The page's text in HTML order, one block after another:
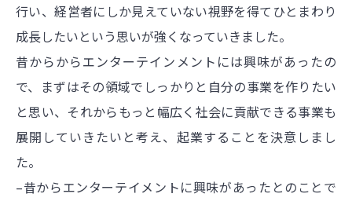
行い、経営者にしか見えていない視野を得てひとまわり
成長したいという思いが強くなっていきました。
昔からからエンターテインメントには興味があったの
で、まずはその領域でしっかりと自分の事業を作りたい
と思い、それからもっと幅広く社会に貢献できる事業も
展開していきたいと考え、起業することを決意しまし
た。
–昔からエンターテイメントに興味があったとのことで